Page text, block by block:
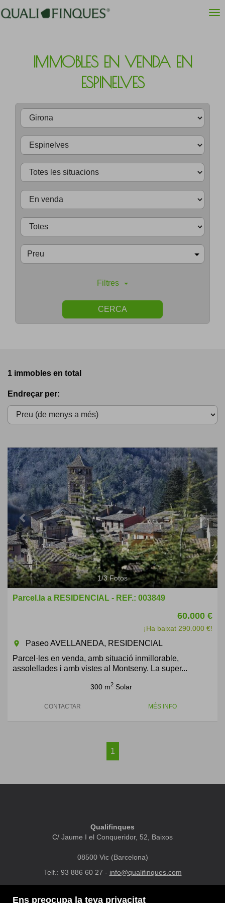
Ens preocupa la teva privacitat
IMMOBLES EN VENDA EN
ESPINELVES
Preu
Filtres
CERCA
1 immobles en total
Endreçar per:
Previous Next
1/3Fotos
Parcel.la a RESIDENCIAL - REF.: 003849
60.000 €
¡Ha baixat 290.000 €!
room
Paseo AVELLANEDA, RESIDENCIAL
Parcel·les en venda, amb situació inmillorable,
assolellades i amb vistes al Montseny. La super...
300 m2 Solar
CONTACTAR MÉS INFO
1
Qualifinques
C/ Jaume I el Conqueridor, 52, Baixos
08500 Vic (Barcelona)
Telf.: 93 886 60 27 - info@qualifinques.com
DESTACATS MAPA WEB AVÍS LEGAL